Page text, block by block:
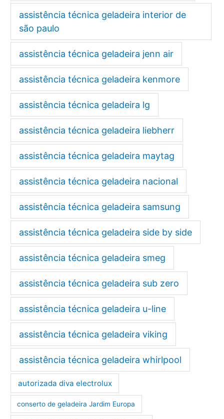
assistência técnica geladeira interior de
são paulo
assistência técnica geladeira jenn air
assistência técnica geladeira kenmore
assistência técnica geladeira lg
assistência técnica geladeira liebherr
assistência técnica geladeira maytag
assistência técnica geladeira nacional
assistência técnica geladeira samsung
assistência técnica geladeira side by side
assistência técnica geladeira smeg
assistência técnica geladeira sub zero
assistência técnica geladeira u-line
assistência técnica geladeira viking
assistência técnica geladeira whirlpool
autorizada diva electrolux
conserto de geladeira Jardim Europa